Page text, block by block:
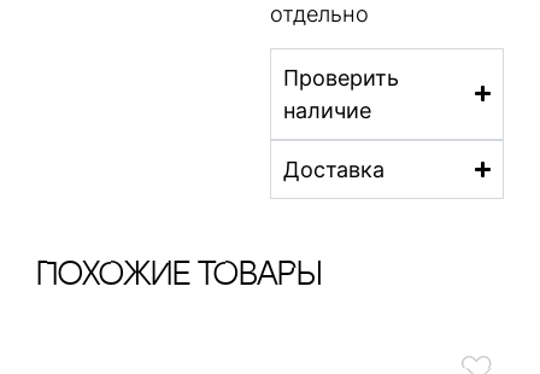
отдельно
Проверить
наличие
Доставка
ПохОжИе тОваРы